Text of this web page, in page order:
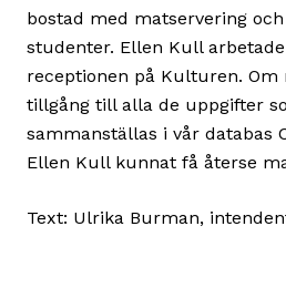
bostad med matservering
studenter. Ellen Kull
receptionen på Kulturen. Om
tillgång till alla de uppgifter
sammanställas i vår databas
Ellen Kull kunnat få återse
Text: Ulrika Burman,